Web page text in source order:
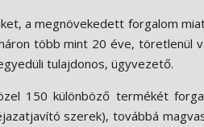
a megnövekedett forgalom
több mint 20 éve, töretlenül
tulajdonos, ügyvezető.
150 különböző termékét
szerek), továbbá